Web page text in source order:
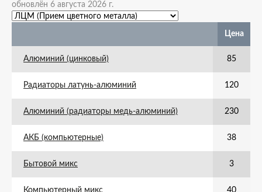
обновлён 6 августа 2026 г.
Цена
Алюминий (цинковый) 85
Радиаторы латунь-алюминий 120
Алюминий (радиаторы медь-алюминий) 230
АКБ (компьютерные) 38
Бытовой микс 3
Компьютерный микс 40